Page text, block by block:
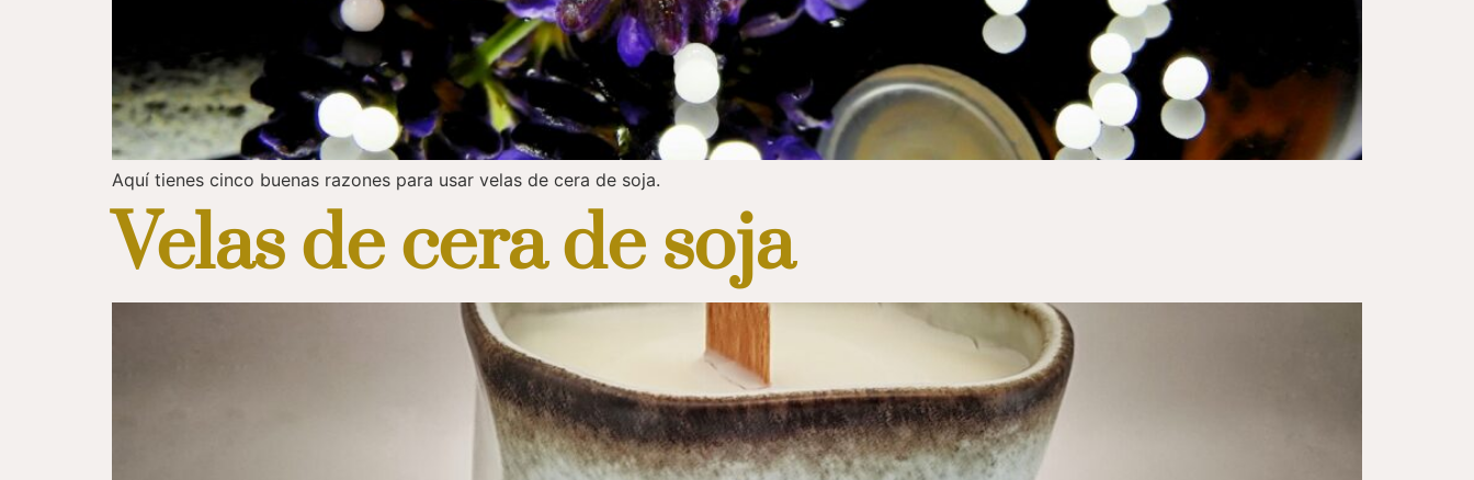
Aquí tienes cinco buenas razones para usar velas de cera de soja.
Velas de cera de soja